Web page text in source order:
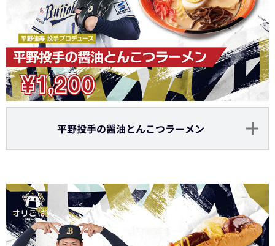
平野投手の醤油とんこつラーメン